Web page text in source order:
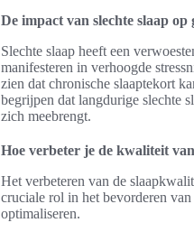
De impact van slechte slaap op
Slechte slaap heeft een
manifesteren in verhoogde
zien dat chronische slaaptekort
begrijpen dat langdurige slechte
zich meebrengt.
Hoe verbeter je de kwaliteit
Het verbeteren van de
cruciale rol in het bevorderen
optimaliseren.